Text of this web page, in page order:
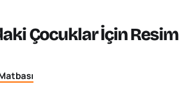
Çocuklar İçin Resim